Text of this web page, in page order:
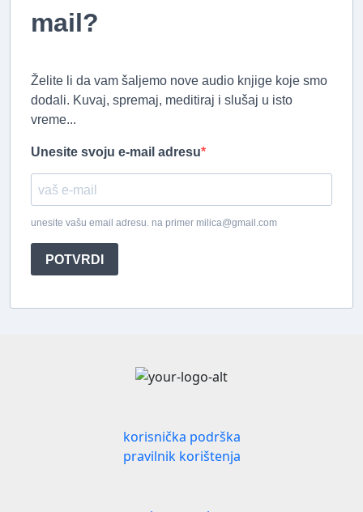
mail?
Želite li da vam šaljemo nove audio knjige koje smo
dodali. Kuvaj, spremaj, meditiraj i slušaj u isto
vreme...
Unesite svoju e-mail adresu
unesite vašu email adresu. na primer milica@gmail.com
POTVRDI
korisnička podrška
pravilnik korištenja